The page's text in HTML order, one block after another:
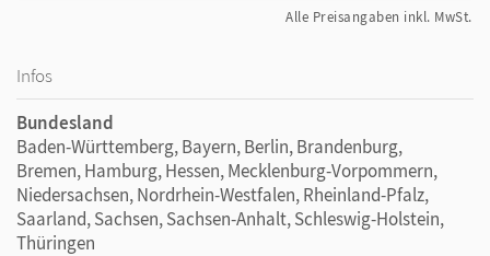
Alle Preisangaben inkl. MwSt.
Infos
Bundesland
Baden-Württemberg, Bayern, Berlin, Brandenburg,
Bremen, Hamburg, Hessen, Mecklenburg-Vorpommern,
Niedersachsen, Nordrhein-Westfalen, Rheinland-Pfalz,
Saarland, Sachsen, Sachsen-Anhalt, Schleswig-Holstein,
Thüringen